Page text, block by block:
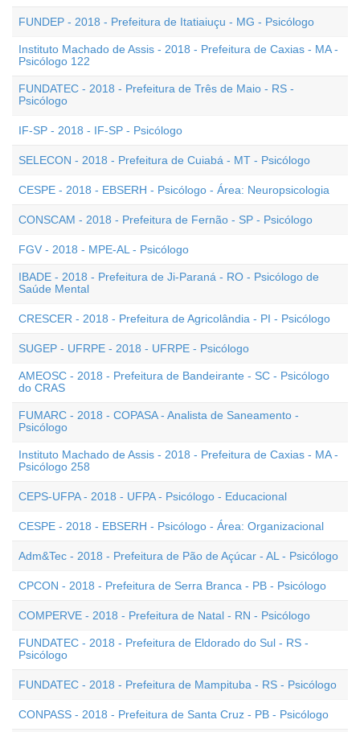
FUNDEP - 2018 - Prefeitura de Itatiaiuçu - MG - Psicólogo
Instituto Machado de Assis - 2018 - Prefeitura de Caxias - MA -
Psicólogo 122
FUNDATEC - 2018 - Prefeitura de Três de Maio - RS -
Psicólogo
IF-SP - 2018 - IF-SP - Psicólogo
SELECON - 2018 - Prefeitura de Cuiabá - MT - Psicólogo
CESPE - 2018 - EBSERH - Psicólogo - Área: Neuropsicologia
CONSCAM - 2018 - Prefeitura de Fernão - SP - Psicólogo
FGV - 2018 - MPE-AL - Psicólogo
IBADE - 2018 - Prefeitura de Ji-Paraná - RO - Psicólogo de
Saúde Mental
CRESCER - 2018 - Prefeitura de Agricolândia - PI - Psicólogo
SUGEP - UFRPE - 2018 - UFRPE - Psicólogo
AMEOSC - 2018 - Prefeitura de Bandeirante - SC - Psicólogo
do CRAS
FUMARC - 2018 - COPASA - Analista de Saneamento -
Psicólogo
Instituto Machado de Assis - 2018 - Prefeitura de Caxias - MA -
Psicólogo 258
CEPS-UFPA - 2018 - UFPA - Psicólogo - Educacional
CESPE - 2018 - EBSERH - Psicólogo - Área: Organizacional
Adm&Tec - 2018 - Prefeitura de Pão de Açúcar - AL - Psicólogo
CPCON - 2018 - Prefeitura de Serra Branca - PB - Psicólogo
COMPERVE - 2018 - Prefeitura de Natal - RN - Psicólogo
FUNDATEC - 2018 - Prefeitura de Eldorado do Sul - RS -
Psicólogo
FUNDATEC - 2018 - Prefeitura de Mampituba - RS - Psicólogo
CONPASS - 2018 - Prefeitura de Santa Cruz - PB - Psicólogo